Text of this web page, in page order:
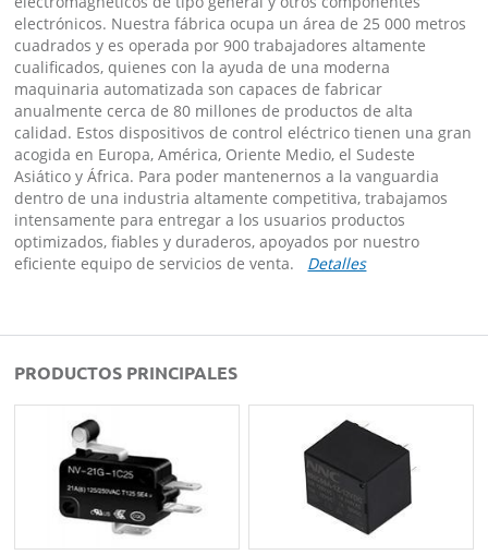
electrónicos. Nuestra fábrica ocupa un área de 25 000 metros
cuadrados y es operada por 900 trabajadores altamente
cualificados, quienes con la ayuda de una moderna
maquinaria automatizada son capaces de fabricar
anualmente cerca de 80 millones de productos de alta
calidad. Estos dispositivos de control eléctrico tienen una gran
acogida en Europa, América, Oriente Medio, el Sudeste
Asiático y África. Para poder mantenernos a la vanguardia
dentro de una industria altamente competitiva, trabajamos
intensamente para entregar a los usuarios productos
optimizados, fiables y duraderos, apoyados por nuestro
eficiente equipo de servicios de venta.
Detalles
PRODUCTOS PRINCIPALES